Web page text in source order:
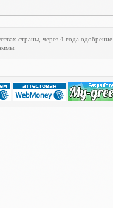
страны, через 4 года одобрение